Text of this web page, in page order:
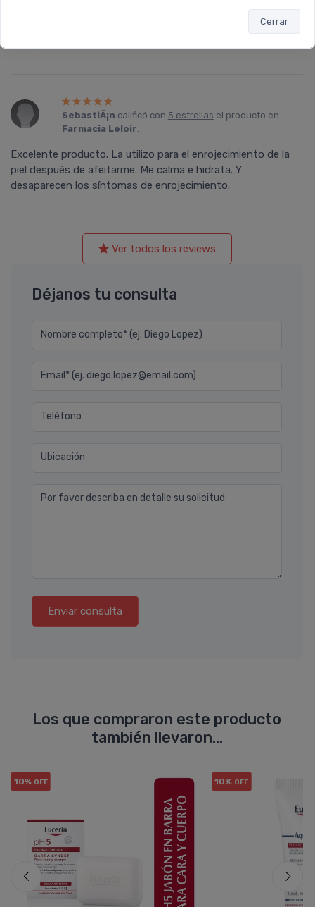
Cerrar
pense que me iba a costar mucho tenerla en la piel pero la
verdad que se absorbe rapido y no me queda la cara pesada
SebastiÃ¡n calificó con 5 estrellas el producto en
Farmacia Leloir.
Excelente producto. La utilizo para el enrojecimiento de la
piel después de afeitarme. Me calma e hidrata. Y
desaparecen los sí­ntomas de enrojecimiento.
Ver todos los reviews
Déjanos tu consulta
Nombre completo* (ej. Diego Lopez)
Email* (ej. diego.lopez@email.com)
Teléfono
Ubicación
Por favor describa en detalle su solicitud
Enviar consulta
Los que compraron este producto
también llevaron...
10% OFF 10% OFF